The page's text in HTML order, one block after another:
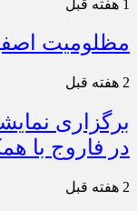
1 هفته قبل
مظلومیت
2 هفته قبل
برگزاری
در فاروج با
2 هفته قبل